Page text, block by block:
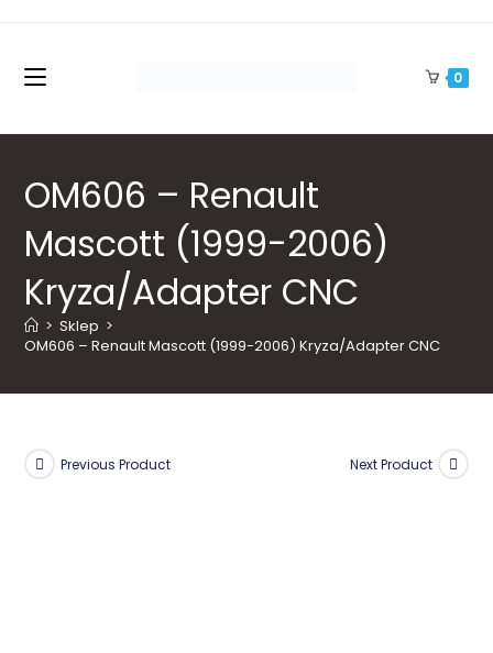
content
0
OM606 – Renault
Mascott (1999-2006)
Kryza/Adapter CNC
> Sklep >
OM606 – Renault Mascott (1999-2006) Kryza/Adapter CNC
Previous Product Next Product